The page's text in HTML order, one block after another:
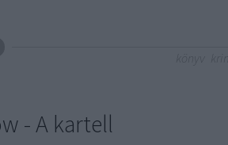
- A kartell